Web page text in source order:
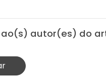
autor(es) do